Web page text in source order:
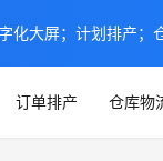
订单排产 仓库物
化大屏；计划排产；